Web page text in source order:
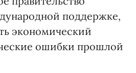
поддержке,
экономический
ошибки прошлой